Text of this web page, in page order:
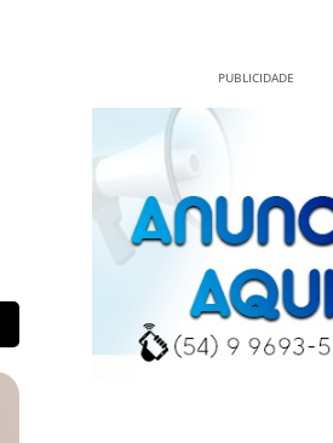
PUBLICIDADE